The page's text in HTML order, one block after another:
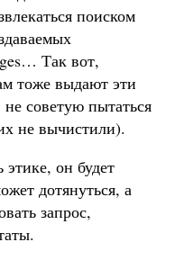
поиском
Так вот,
тоже выдают эти
советую пытаться
не вычистили).
этике, он будет
дотянуться, а
запрос,